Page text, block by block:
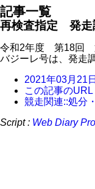
記事一覧
再検査指定 発走
令和2年度 第18回
バジーレ号は、発走
2021年03月21
この記事のURL
競走関連::処分
Script : Web Diary